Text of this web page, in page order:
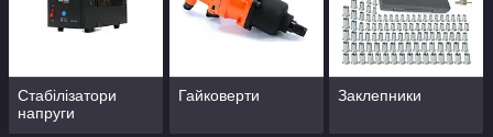
Стабілізатори
напруги
Гайковерти Заклепники